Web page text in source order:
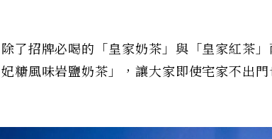
了招牌必喝的「皇家奶茶」與「皇家紅茶
糖風味岩鹽奶茶」，讓大家即使宅家不出